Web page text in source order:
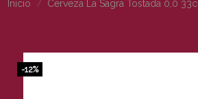
Inicio Cerveza La Sagra Tostada 0,0 33cl
-12%